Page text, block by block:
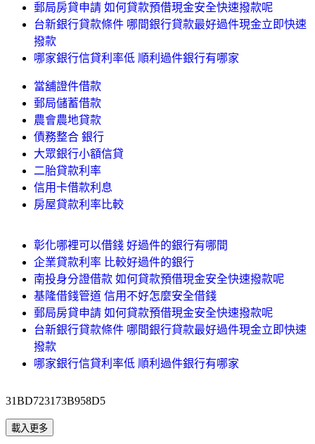
郵局房貸申請 如何貸款預借現金安全快速撥款呢
台新銀行貸款條件 哪間銀行貸款最好過件現金立即快速
撥款
哪家銀行信貸利率低 順利過件銀行有哪家
當舖證件借款
郵局儲蓄借款
農會農地貸款
債務整合 銀行
大眾銀行小額信貸
二胎貸款利率
信用卡借款利息
房屋貸款利率比較
彰化哪裡可以借錢 好過件的銀行有哪間
企業貸款利率 比較好過件的銀行
南投身分證借款 如何貸款預借現金安全快速撥款呢
基隆借錢管道 信用不好怎麼安全借錢
郵局房貸申請 如何貸款預借現金安全快速撥款呢
台新銀行貸款條件 哪間銀行貸款最好過件現金立即快速
撥款
哪家銀行信貸利率低 順利過件銀行有哪家
31BD723173B958D5
載入更多